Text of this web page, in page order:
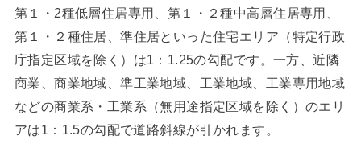
第１・2種低層住居専用、第１・２種中高層住居専用、
第１・２種住居、準住居といった住宅エリア（特定行政
庁指定区域を除く）は1：1.25の勾配です。一方、近隣
商業、商業地域、準工業地域、工業地域、工業専用地域
などの商業系・工業系（無用途指定区域を除く）のエリ
アは1：1.5の勾配で道路斜線が引かれます。